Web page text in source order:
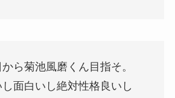
ら菊池風磨くん目指そ。
面白いし絶対性格良いし